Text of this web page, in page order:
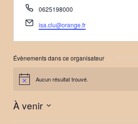
Téléphone
0625198000
Email
isa.clu@orange.fr
Évènements dans ce organisateur
Notice Aucun résultat trouvé.
À venir
Sélectionnez